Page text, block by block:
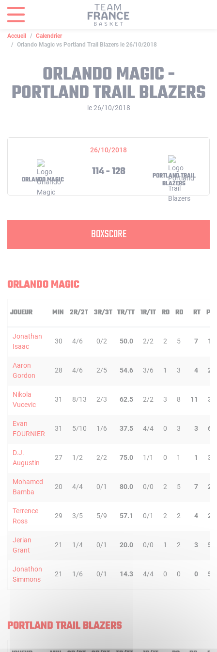
Accueil
Calendrier
Orlando Magic vs Portland Trail Blazers le 26/10/2018
ORLANDO MAGIC -
PORTLAND TRAIL BLAZERS
le 26/10/2018
26/10/2018
ORLANDO MAGIC
114 - 128
PORTLAND TRAIL
BLAZERS
BOXSCORE
ORLANDO MAGIC
JOUEUR MIN 2R/2T 3R/3T TR/TT 1R/1T RO RD RT PD
Jonathan
Isaac
30 4/6 0/2 50.0 2/2 2 5 7 1
Aaron
Gordon
28 4/6 2/5 54.6 3/6 1 3 4 2
Nikola
Vucevic
31 8/13 2/3 62.5 2/2 3 8 11 3
Evan
FOURNIER
31 5/10 1/6 37.5 4/4 0 3 3 6
D.J.
Augustin
27 1/2 2/2 75.0 1/1 0 1 1 3
Mohamed
Bamba
20 4/4 0/1 80.0 0/0 2 5 7 2
Terrence
Ross
29 3/5 5/9 57.1 0/1 2 2 4 2
Jerian
Grant
21 1/4 0/1 20.0 0/0 1 2 3 5
Jonathon
Simmons
21 1/6 0/1 14.3 4/4 0 0 0 5
PORTLAND TRAIL BLAZERS
Panneau de gestion des cookies